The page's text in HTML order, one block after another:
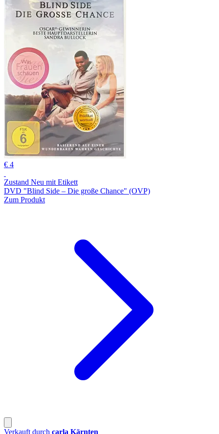
€ 4
Zustand Neu mit Etikett
DVD "Blind Side – Die große Chance" (OVP)
Zum Produkt
Verkauft durch carla Kärnten